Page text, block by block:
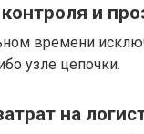
и
времени
узле цепочки.
на